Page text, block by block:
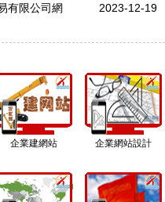
通信管理局審核通過ICP備
外、特別值得關注的是增設了
有限公司網
2023-12-19
企業建網站 企業網站設計